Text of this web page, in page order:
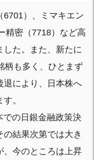
6701）、ミマキエン
精密（7718）など高
した。また、新たに
柄も多く、ひとまず
退により、日本株へ
。
の日銀金融政策決
結果次第では大き
、今のところは上昇